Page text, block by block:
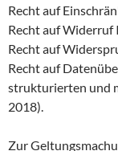
Recht auf
Recht auf Widerruf
Recht auf
Recht auf
strukturierten und
2018).
Zur